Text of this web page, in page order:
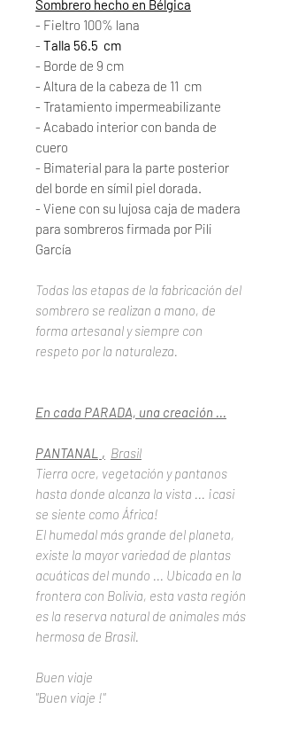
Sombrero hecho en Bélgica
- Fieltro 100% lana
- Talla 56.5 cm
- Borde de 9 cm
- Altura de la cabeza de 11 cm
- Tratamiento impermeabilizante
- Acabado interior con banda de
cuero
- Bimaterial para la parte posterior
del borde en símil piel dorada.
- Viene con su lujosa caja de madera
para sombreros firmada por Pili
García
Todas las etapas de la fabricación del
sombrero se realizan a mano, de
forma artesanal y siempre con
respeto por la naturaleza.
En cada PARADA, una creación ...
PANTANAL , Brasil
Tierra ocre, vegetación y pantanos
hasta donde alcanza la vista ... ¡casi
se siente como África!
El humedal más grande del planeta,
existe la mayor variedad de plantas
acuáticas del mundo ... Ubicada en la
frontera con Bolivia, esta vasta región
es la reserva natural de animales más
hermosa de Brasil.
Buen viaje
"Buen viaje !"